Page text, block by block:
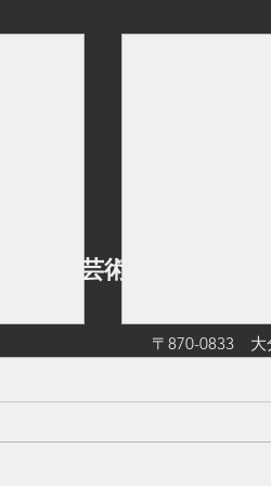
大分県立芸術文化短期
〒870-0833 大